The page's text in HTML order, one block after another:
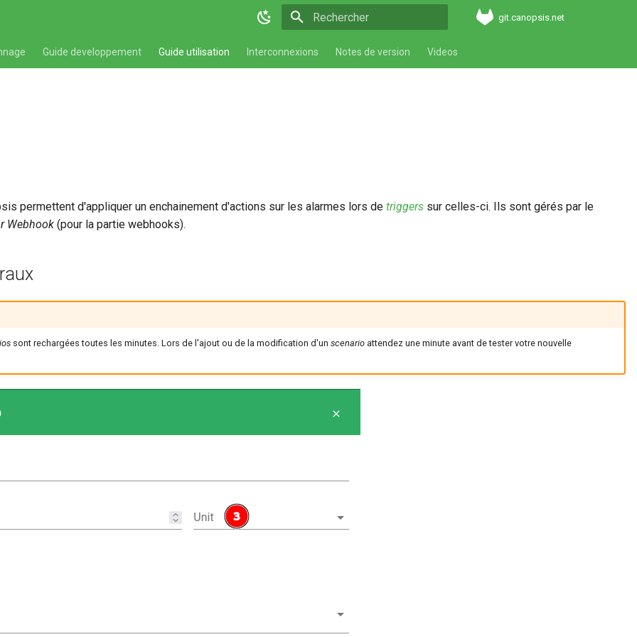
git.canopsis.net
Guide developpement Guide utilisation Interconnexions Notes de version Videos
permettent d'appliquer un enchainement d'actions sur les alarmes lors de triggers sur celles-ci. Ils sont gérés par le
Webhook (pour la partie webhooks).
sont rechargées toutes les minutes. Lors de l'ajout ou de la modification d'un scenarioattendez une minute avant de tester votre nouvelle